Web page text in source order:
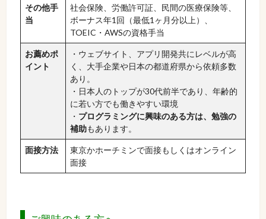
その他手
当
社会保険、労働許可証、民間の医療保険等、
ボーナス年1回（最低1ヶ月分以上）、
TOEIC・AWSの資格手当
お薦めポ
イント
・ウェブサイト、アプリ開発共にレベルが高
く、大手企業や日本の都道府県から依頼多数
あり。
・日本人のトップが30代前半であり、年齢的
に若い方でも働きやすい環境
・ プログラミングに興味のある方は、勉強の
補助もあります。
面接方法
東京かホーチミンで面接もしくはオンライン
面接